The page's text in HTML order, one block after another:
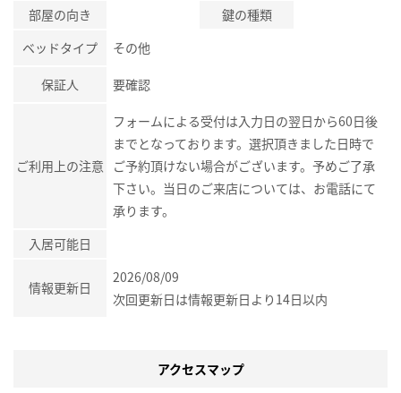
部屋の向き
鍵の種類
ベッドタイプ
その他
保証人 要確認
ご利用上の注意
フォームによる受付は入力日の翌日から60日後
までとなっております。選択頂きました日時で
ご予約頂けない場合がございます。予めご了承
下さい。当日のご来店については、お電話にて
承ります。
入居可能日
情報更新日
2026/08/09
次回更新日は情報更新日より14日以内
アクセスマップ